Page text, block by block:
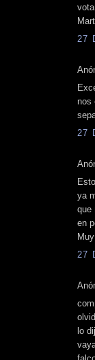
27
nos
27
ya
que
en
27
lo